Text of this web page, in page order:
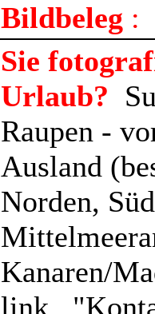
Bildbeleg :
Sie
Urlaub?
Raupen -
Ausland
Norden,
Kanaren/
link